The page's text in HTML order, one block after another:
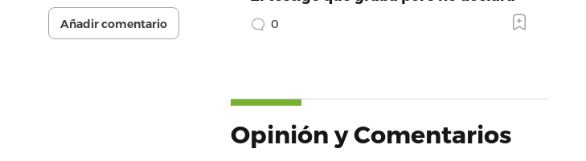
Añadir comentario 0
Opinión y Comentarios